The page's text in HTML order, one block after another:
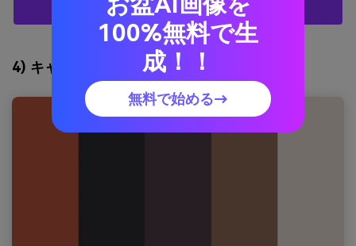
ルを無料で作成する
4) キャニオンナイトフォール
100%無料で生
成！！
無料で始める→